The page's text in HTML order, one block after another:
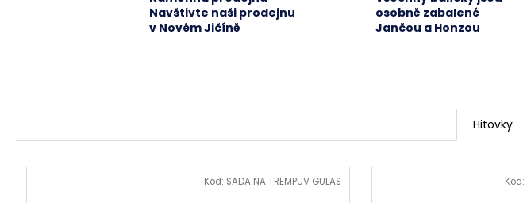
Navštivte naši prodejnu
v Novém Jičíně
osobně zabalené
Jančou a Honzou
Hitovky
Kód: SADA NA TREMPUV GULAS Kód: